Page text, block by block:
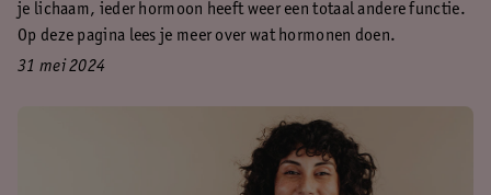
je lichaam, ieder hormoon heeft weer een totaal andere functie.
Op deze pagina lees je meer over wat hormonen doen.
31 mei 2024